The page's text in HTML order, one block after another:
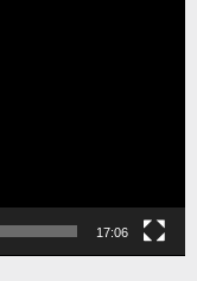
17:06